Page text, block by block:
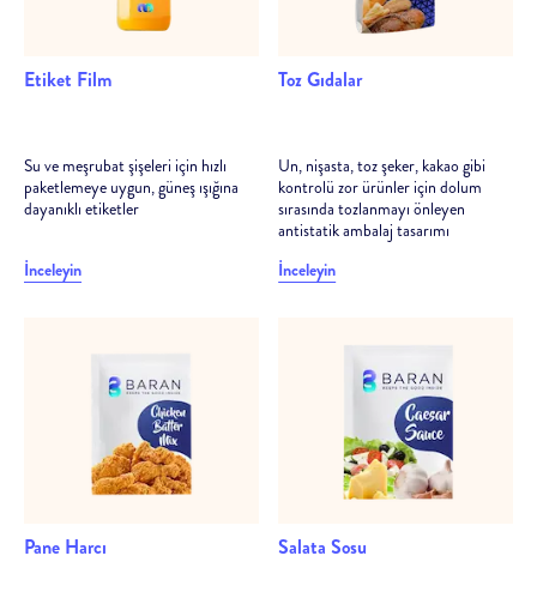
Etiket Film
Su ve meşrubat şişeleri için hızlı
paketlemeye uygun, güneş ışığına
dayanıklı etiketler
İnceleyin
Toz Gıdalar
Un, nişasta, toz şeker, kakao gibi
kontrolü zor ürünler için dolum
sırasında tozlanmayı önleyen
antistatik ambalaj tasarımı
İnceleyin
Pane Harcı Salata Sosu